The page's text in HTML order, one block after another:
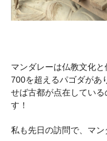
マンダレーは仏教文化
700を超えるパゴダがあ
せば古都が点在してい
す！
私も先日の訪問で、マン